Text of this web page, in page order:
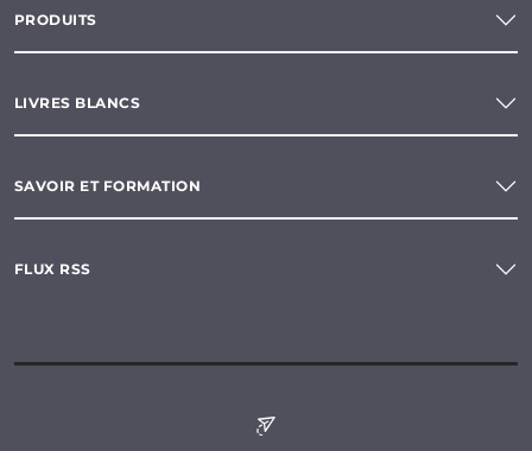
PRODUITS
LIVRES BLANCS
SAVOIR ET FORMATION
FLUX RSS